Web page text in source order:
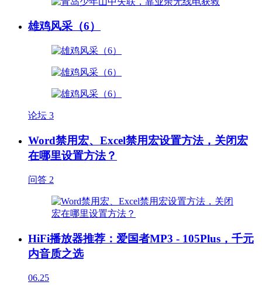
雄鸡风采（6）
论坛 3
Word禁用宏、Excel禁用宏设置方法，关闭宏
在哪里设置方法？
问答 2
HiFi播放器推荐：爱国者MP3 - 105Plus，千元
内音质之选
06.25